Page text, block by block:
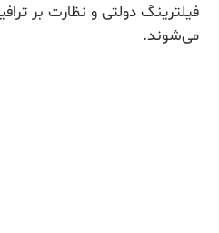
فیلترینگ دولتی و نظارت بر
می‌شوند.